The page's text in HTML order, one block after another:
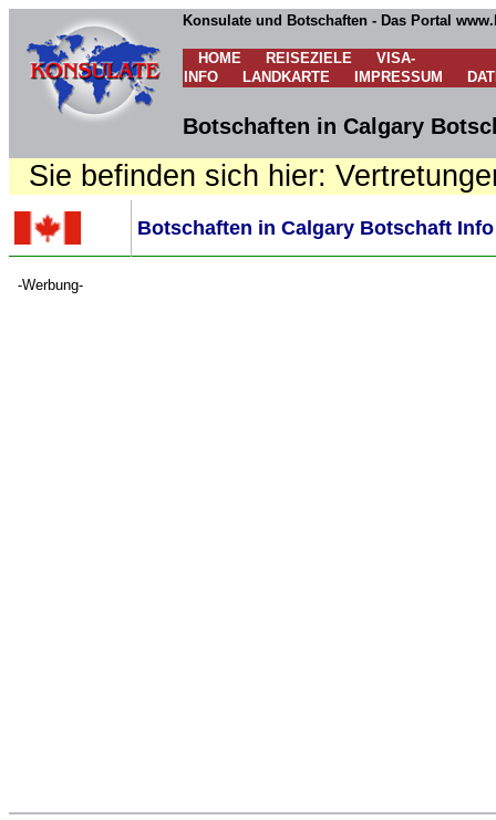
Konsulate und Botschaften - Das Portal
HOME REISEZIELE
VISA-
INFO
LANDKARTE IMPRESSUM
Botschaften in Calgary
Sie befinden sich hier:
Botschaften in Calgary Botschaft
-Werbung-